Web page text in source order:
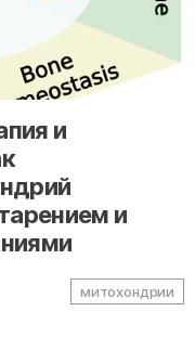
и
и
митохондрии